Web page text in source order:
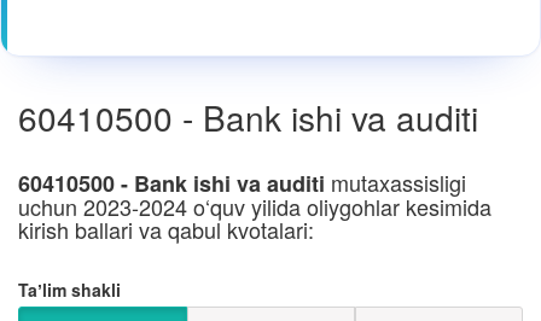
60410500 - Bank ishi va auditi
60410500 - Bank ishi va auditi mutaxassisligi
uchun 2023-2024 o‘quv yilida oliygohlar kesimida
kirish ballari va qabul kvotalari:
Taʼlim shakli